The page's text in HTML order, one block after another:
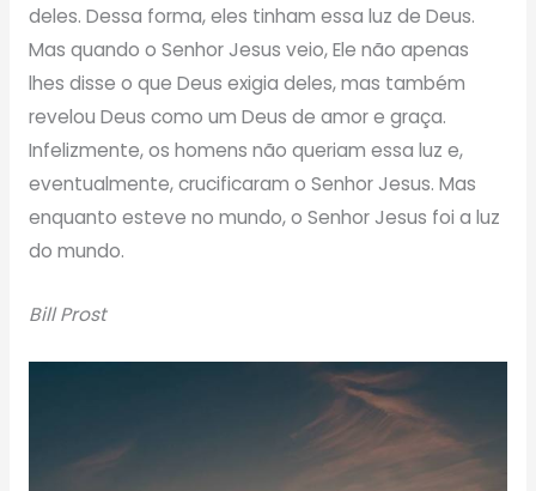
deles. Dessa forma, eles tinham essa luz de Deus.
Mas quando o Senhor Jesus veio, Ele não apenas
lhes disse o que Deus exigia deles, mas também
revelou Deus como um Deus de amor e graça.
Infelizmente, os homens não queriam essa luz e,
eventualmente, crucificaram o Senhor Jesus. Mas
enquanto esteve no mundo, o Senhor Jesus foi a luz
do mundo.
Bill Prost